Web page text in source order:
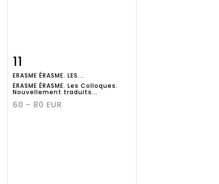
détaillée
11
ERASME ÉRASME. LES...
ERASME ÉRASME. Les Colloques.
Nouvellement traduits...
60 - 80 EUR